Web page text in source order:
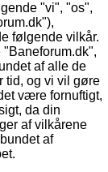
"vi", "os",
følgende vilkår.
af alle de
tid, og vi vil gøre
være fornuftigt,
da din
af vilkårene
af